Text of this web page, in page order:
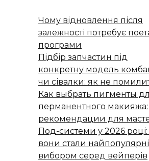
Чому відновлення після
залежності потребує
програми
Підбір запчастин під
конкретну модель
чи сівалки: як не
Как выбрать пигменты
перманентного макияжа:
рекомендации для
Под-системи у 2026
вони стали
вибором серед вейперів